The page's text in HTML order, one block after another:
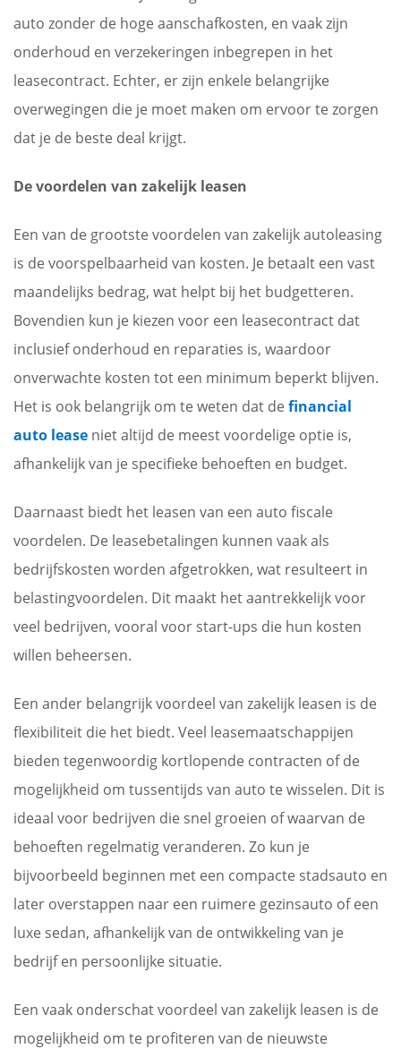
auto zonder de hoge aanschafkosten, en vaak zijn
onderhoud en verzekeringen inbegrepen in het
leasecontract. Echter, er zijn enkele belangrijke
overwegingen die je moet maken om ervoor te zorgen
dat je de beste deal krijgt.
De voordelen van zakelijk leasen
Een van de grootste voordelen van zakelijk autoleasing
is de voorspelbaarheid van kosten. Je betaalt een vast
maandelijks bedrag, wat helpt bij het budgetteren.
Bovendien kun je kiezen voor een leasecontract dat
inclusief onderhoud en reparaties is, waardoor
onverwachte kosten tot een minimum beperkt blijven.
Het is ook belangrijk om te weten dat de financial
auto lease niet altijd de meest voordelige optie is,
afhankelijk van je specifieke behoeften en budget.
Daarnaast biedt het leasen van een auto fiscale
voordelen. De leasebetalingen kunnen vaak als
bedrijfskosten worden afgetrokken, wat resulteert in
belastingvoordelen. Dit maakt het aantrekkelijk voor
veel bedrijven, vooral voor start-ups die hun kosten
willen beheersen.
Een ander belangrijk voordeel van zakelijk leasen is de
flexibiliteit die het biedt. Veel leasemaatschappijen
bieden tegenwoordig kortlopende contracten of de
mogelijkheid om tussentijds van auto te wisselen. Dit is
ideaal voor bedrijven die snel groeien of waarvan de
behoeften regelmatig veranderen. Zo kun je
bijvoorbeeld beginnen met een compacte stadsauto en
later overstappen naar een ruimere gezinsauto of een
luxe sedan, afhankelijk van de ontwikkeling van je
bedrijf en persoonlijke situatie.
Een vaak onderschat voordeel van zakelijk leasen is de
mogelijkheid om te profiteren van de nieuwste